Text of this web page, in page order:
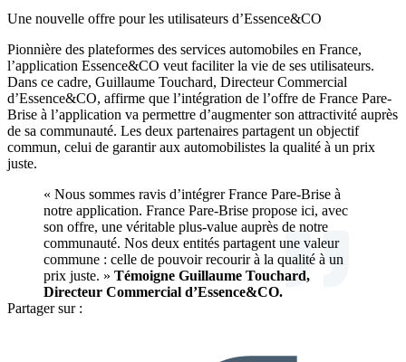
Une nouvelle offre pour les utilisateurs d’Essence&CO
Pionnière des plateformes des services automobiles en France,
l’application Essence&CO veut faciliter la vie de ses utilisateurs.
Dans ce cadre, Guillaume Touchard, Directeur Commercial
d’Essence&CO, affirme que l’intégration de l’offre de France Pare-
Brise à l’application va permettre d’augmenter son attractivité auprès
de sa communauté. Les deux partenaires partagent un objectif
commun, celui de garantir aux automobilistes la qualité à un prix
juste.
« Nous sommes ravis d’intégrer France Pare-Brise à
notre application. France Pare-Brise propose ici, avec
son offre, une véritable plus-value auprès de notre
communauté. Nos deux entités partagent une valeur
commune : celle de pouvoir recourir à la qualité à un
prix juste. » Témoigne Guillaume Touchard,
Directeur Commercial d’Essence&CO.
Partager sur :